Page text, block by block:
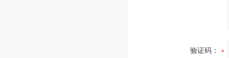
验证码：